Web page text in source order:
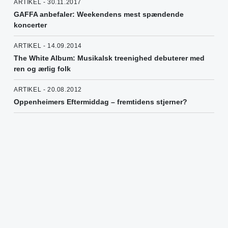
ARTIKEL - 30.11.2017
GAFFA anbefaler: Weekendens mest spændende
koncerter
ARTIKEL - 14.09.2014
The White Album: Musikalsk treenighed debuterer med
ren og ærlig folk
ARTIKEL - 20.08.2012
Oppenheimers Eftermiddag – fremtidens stjerner?